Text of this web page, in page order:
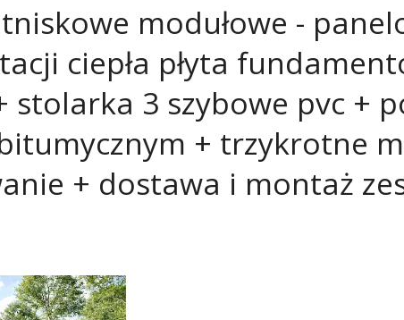
modułowe -
ciepła płyta
stolarka 3 szybowe pvc +
+ trzykrotne
+ dostawa i montaż